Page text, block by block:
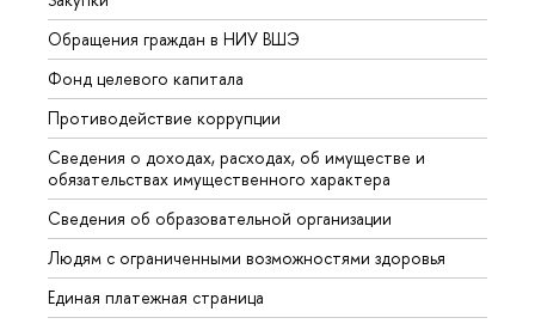
Обращения граждан в НИУ ВШЭ
Фонд целевого капитала
Противодействие коррупции
Сведения о доходах, расходах, об имуществе и
обязательствах имущественного характера
Сведения об образовательной организации
Людям с ограниченными возможностями здоровья
Единая платежная страница